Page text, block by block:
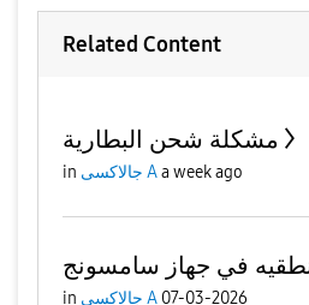
Related Content
مشكلة شحن البطارية
in جالاكسى Aa week ago
في جهاز سامسونج
in جالاكسى A 07-03-2026